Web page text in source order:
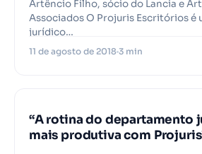
Artêncio Filho, sócio do Lancia e
Associados O Projuris Escritórios é
jurídico…
11 de agosto de 2018 3 min
“A rotina do departamento
mais produtiva com